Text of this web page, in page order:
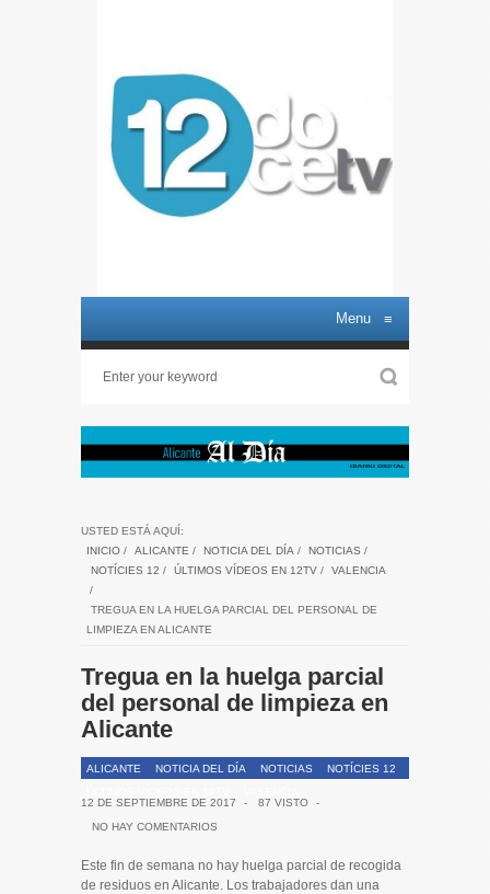
Menu ≡
USTED ESTÁ AQUÍ:
INICIO / ALICANTE / NOTICIA DEL DÍA / NOTICIAS /
NOTÍCIES 12 / ÚLTIMOS VÍDEOS EN 12TV /
VALENCIA
/
TREGUA EN LA HUELGA PARCIAL DEL PERSONAL DE
LIMPIEZA EN ALICANTE
Tregua en la huelga parcial
del personal de limpieza en
Alicante
ALICANTE NOTICIA DEL DÍA NOTICIAS
NOTÍCIES 12
12 DE SEPTIEMBRE DE 2017
- 87 VISTO
-
NO HAY COMENTARIOS
Este fin de semana no hay huelga parcial de recogida
de residuos en Alicante. Los trabajadores dan una